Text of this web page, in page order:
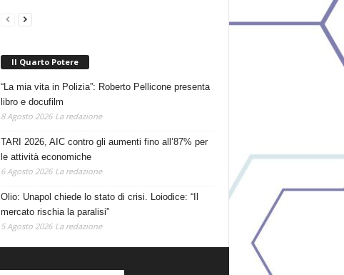
Il Quarto Potere
“La mia vita in Polizia”: Roberto Pellicone presenta
libro e docufilm
8 Agosto 2026 La redazione
TARI 2026, AIC contro gli aumenti fino all’87% per
le attività economiche
6 Agosto 2026 La redazione
Olio: Unapol chiede lo stato di crisi. Loiodice: “Il
mercato rischia la paralisi”
5 Agosto 2026 La redazione